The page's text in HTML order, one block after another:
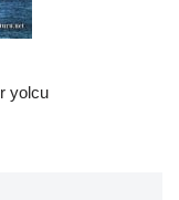
yolcu